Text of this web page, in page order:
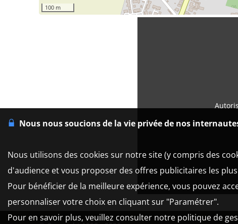
100 m
Nous nous soucions de la vie privée de nos
Nous utilisons des cookies sur notre site (y compris des
d'audience et vous proposer des offres publicitaires les
Pour bénéficier de la meilleure expérience, vous pouvez
personnaliser votre choix en cliquant sur "Paramétrer".
Pour en savoir plus, veuillez consulter notre politique de